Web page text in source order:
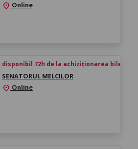
location_on Online
disponibil 72h de la achiziționarea biletului
SENATORUL MELCILOR
location_on Online